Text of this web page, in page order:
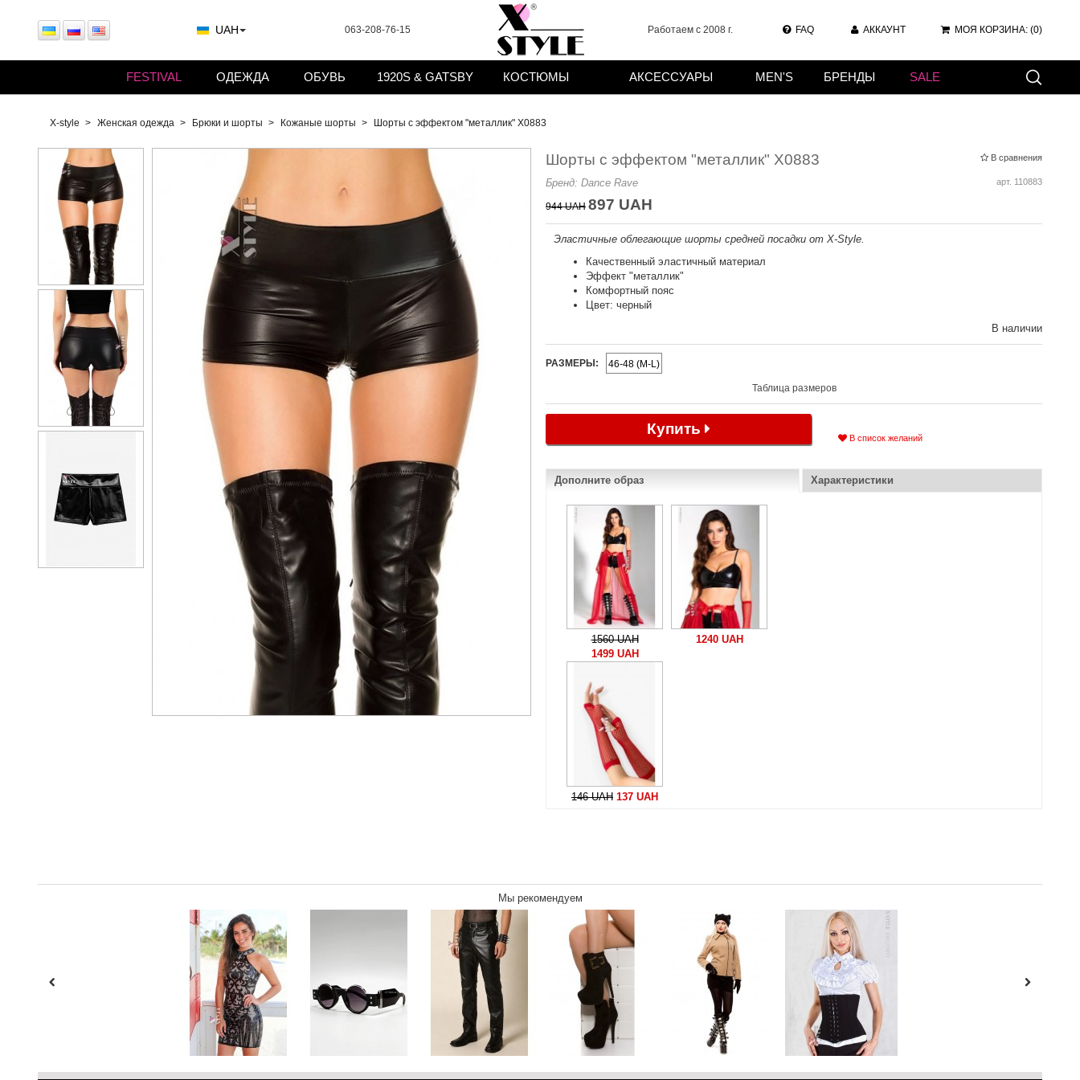
UAH 063-208-76-15 Работаем с 2008 г. FAQ АККАУНТ МОЯ КОРЗИНА: (0)
X-style Женская одежда Брюки и шорты Кожаные шорты Шорты с эффектом "металлик" X0883
В сравнения
Шорты с эффектом "металлик" X0883
арт. 110883
Бренд: Dance Rave
944 UAH 897 UAH
Эластичные облегающие шорты средней посадки от X-Style.
Качественный эластичный материал
Эффект "металлик"
Комфортный пояс
Цвет: черный
В наличии
РАЗМЕРЫ: 46-48 (M-L)
Таблица размеров
Купить
В список желаний
Дополните образ Характеристики
1560 UAH
1499 UAH
1240 UAH
146 UAH 137 UAH
Мы рекомендуем
FESTIVAL ОДЕЖДА ОБУВЬ 1920S & GATSBY КОСТЮМЫ АКСЕССУАРЫ MEN'S БРЕНДЫ SALE